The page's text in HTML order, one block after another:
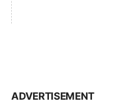
ADVERTISEMENT